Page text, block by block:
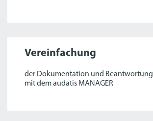
Vereinfachung
der Dokumentation und Beantwortung
mit dem audatis MANAGER